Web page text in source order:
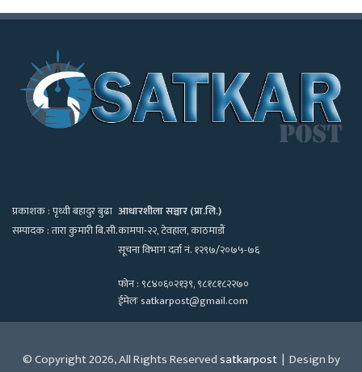
प्रकाशक : पृथ्वी बहादुर बुढा
सम्पादक : तारा कुमारी बि.सी.
आधारशीला सञ्चार (प्रा.लि.)
कामपा-२२, टेवहाल, काठमाडाैं
सूचना विभाग दर्ता नं. १२९७/२०७५-७६
फोन : ९८४०६०२१३९, ९८१८१८२२७०
ईमेलः satkarpost@gmail.com
© Copyright 2026, All Rights Reservedsatkarpost | Design by